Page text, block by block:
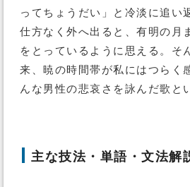
ってちょうだい」と冷淡に追い
仕方なく外へ出ると、有明の月
をとっているように思える。そ
来、暁の時間帯が私にはつらく
んな男性の悲哀さを詠んだ歌と
主な技法・単語・文法解